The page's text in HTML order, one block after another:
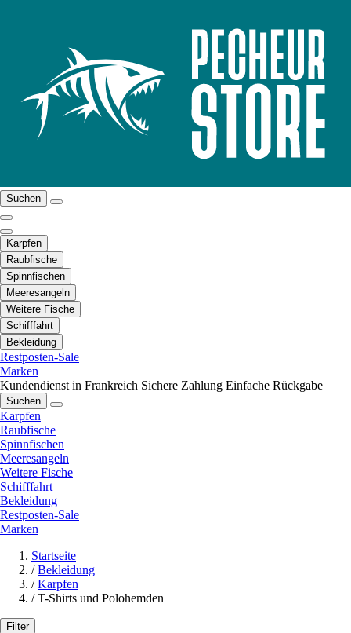
Suchen
Karpfen
Raubfische
Spinnfischen
Meeresangeln
Weitere Fische
Schifffahrt
Bekleidung
Restposten-Sale
Marken
Kundendienst in Frankreich Sichere Zahlung Einfache Rückgabe
Suchen
Karpfen
Raubfische
Spinnfischen
Meeresangeln
Weitere Fische
Schifffahrt
Bekleidung
Restposten-Sale
Marken
Startseite
/ Bekleidung
/ Karpfen
/ T-Shirts und Polohemden
Filter